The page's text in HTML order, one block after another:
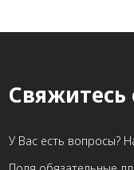
Свяжитесь
У Вас есть вопросы?